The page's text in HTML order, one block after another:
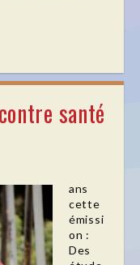
santé
ans
cette
émissi
on :
Des